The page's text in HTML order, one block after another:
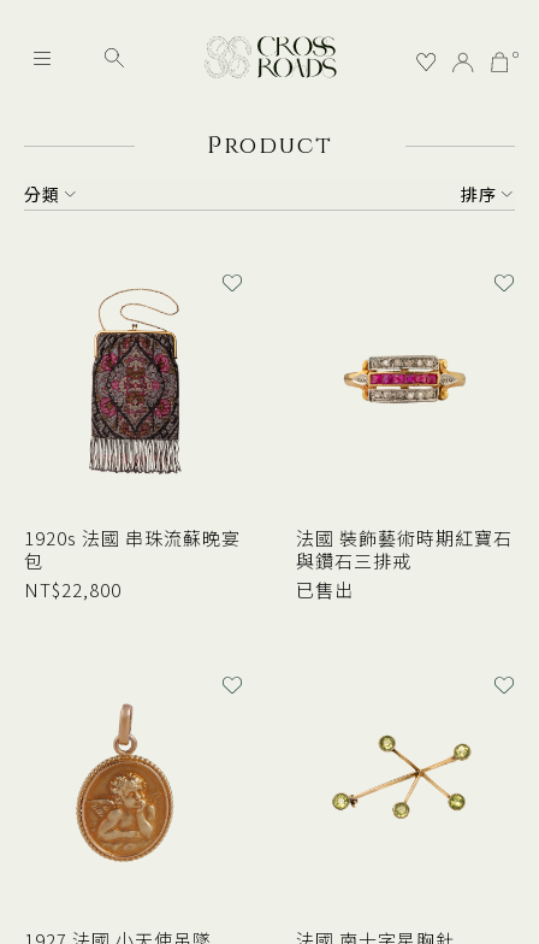
0
Product
排序
分類
1920s 法國 串珠流蘇晚宴
包
NT$22,800
法國 裝飾藝術時期紅寶石
與鑽石三排戒
已售出